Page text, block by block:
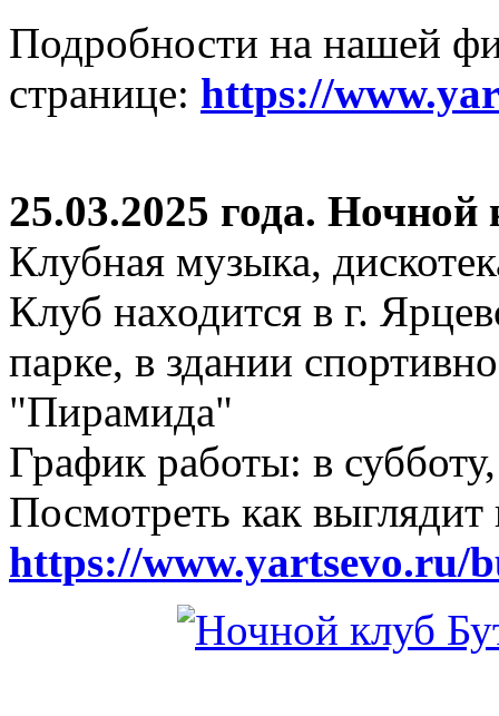
Подробности на нашей
странице: https://
25.03.2025 года.
Клубная музыка,
Клуб находится в г.
парке, в здании
"Пирамида"
График работы: в
Посмотреть как
https://www.yartsevo.ru/